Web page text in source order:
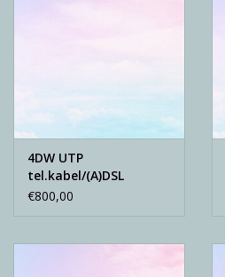
4DW UTP
tel.kabel/(A)DSL
€800,00